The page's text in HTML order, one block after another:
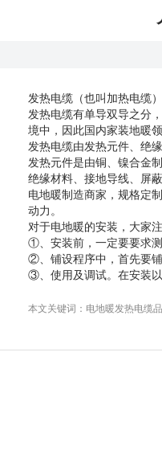
发热电缆（也叫加热电缆
发热电缆有单导双导之分
境中，因此国内家装地暖
发热电缆由发热元件、绝
发热元件是由铜、镍合金
绝缘材料、接地导线、屏
电地暖制造商家，规格定
动力。
对于电地暖的安装，大家
①、安装前，一定要要求
②、铺设程序中，首先要
③、使用及调试。在安装
本文关键词： 电地暖发热电缆